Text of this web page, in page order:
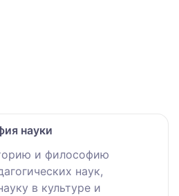
науки
и философию
наук,
в культуре и